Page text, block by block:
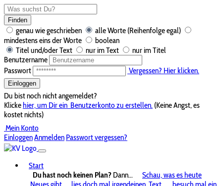
Finden
genau wie geschrieben
alle Worte (Reihenfolge egal)
mindestens eins der Worte
boolean
Titel und/oder Text
nur im Text
nur im Titel
Benutzername
Passwort
Vergessen? Hier klicken.
Einloggen
Du bist noch nicht angemeldet?
Klickehier, um Dir ein Benutzerkonto zu erstellen. (Keine Angst, es
kostet nichts)
Mein Konto
EinloggenAnmelden Passwort vergessen?
Start
Du hast noch keinen Plan? Dann...
Schau, was es heute